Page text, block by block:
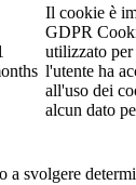
Il cookie è
GDPR
utilizzato per
l'utente ha
all'uso dei
alcun dato
a svolgere